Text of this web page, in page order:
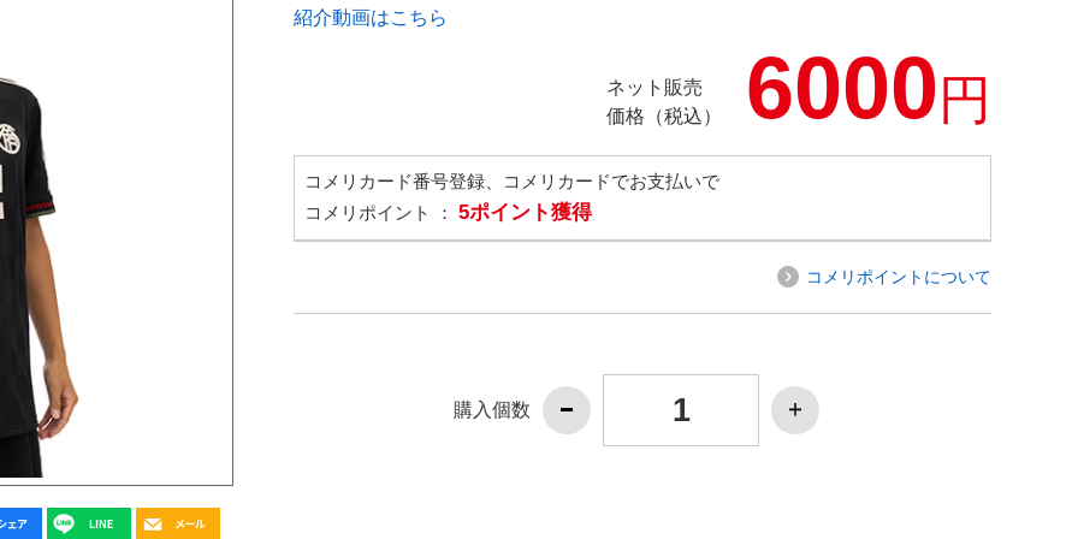
紹介動画はこちら
ネット販売
価格（税込）
6000円
コメリカード番号登録、コメリカードでお支払いで
コメリポイント ： 5ポイント獲得
コメリポイントについて
購入個数